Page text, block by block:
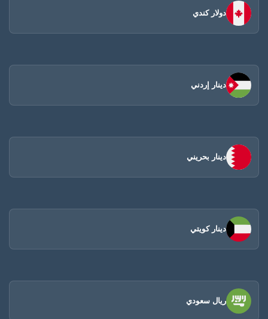
دولار كندي
دينار إردني
دينار بحريني
دينار كويتي
ريال سعودي